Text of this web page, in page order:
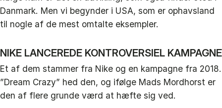
Danmark. Men vi begynder i USA, som er ophavsland
til nogle af de mest omtalte eksempler.
NIKE LANCEREDE KONTROVERSIEL KAMPAGNE
Et af dem stammer fra Nike og en kampagne fra 2018.
”Dream Crazy” hed den, og ifølge Mads Mordhorst er
den af flere grunde værd at hæfte sig ved.